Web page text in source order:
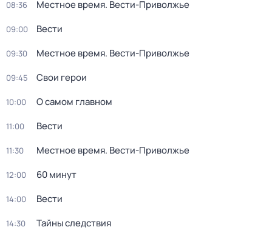
08:36 Местное время. Вести-Приволжье
09:00 Вести
09:30 Местное время. Вести-Приволжье
09:45 Свои герои
10:00 О самом главном
11:00 Вести
11:30 Местное время. Вести-Приволжье
12:00 60 минут
14:00 Вести
14:30 Тайны следствия